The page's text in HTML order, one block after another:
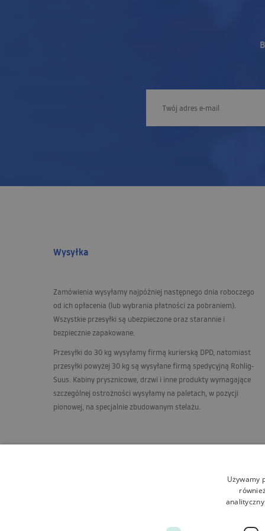
Wysyłka
Zamówienia wysyłamy najpóźniej następnego dnia roboczego
od ich opłacenia (lub wybrania płatności za pobraniem).
Wszystkie przesyłki są ubezpieczone oraz starannie i
bezpiecznie zapakowane.
Przesyłki do 30 kg wysyłamy firmą kurierską DPD, natomiast
przesyłki powyżej 30 kg są wysyłane firmą spedycyjną Rohlig-
Suus. Kabiny prysznicowe, drzwi i inne produkty wymagające
szczególnej ostrożności wysyłamy na paletach, w pozycji
pionowej, na specjalnie zbudowanym stelażu.
Używamy